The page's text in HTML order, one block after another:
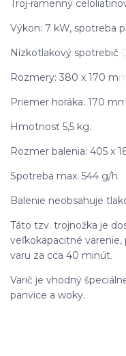
Troj-ramenný
Výkon: 7 kW, spotreba
Nízkotlakový spotrebič
Rozmery: 380 x 170
Priemer horáka: 170
Hmotnosť 5,5 kg.
Rozmer balenia: 405 x
Spotreba max. 544 g/h.
Balenie neobsahuje
Táto tzv. trojnožka je
veľkokapacitné
varu za cca 40 minút.
Varič je vhodný
panvice a woky.